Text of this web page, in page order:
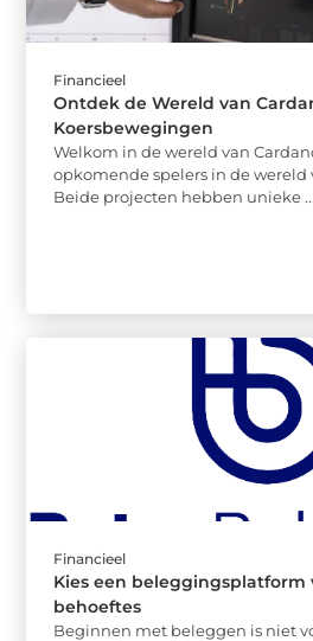
Financieel
Ontdek de Wereld van
Koersbewegingen
Welkom in de wereld van
opkomende spelers in de wereld
Beide projecten hebben unieke ...
Financieel
Kies een beleggingsplatform
behoeftes
Beginnen met beleggen is niet